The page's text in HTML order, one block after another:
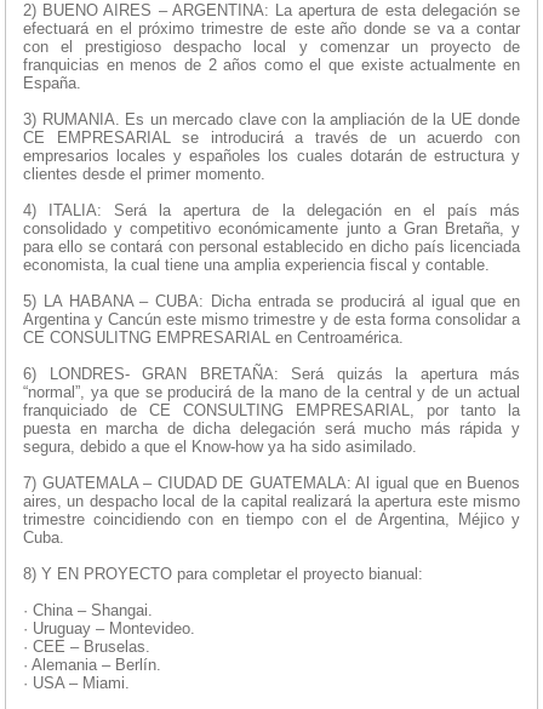
2) BUENO AIRES – ARGENTINA: La apertura de esta delegación se
efectuará en el próximo trimestre de este año donde se va a contar
con el prestigioso despacho local y comenzar un proyecto de
franquicias en menos de 2 años como el que existe actualmente en
España.
3) RUMANIA. Es un mercado clave con la ampliación de la UE donde
CE EMPRESARIAL se introducirá a través de un acuerdo con
empresarios locales y españoles los cuales dotarán de estructura y
clientes desde el primer momento.
4) ITALIA: Será la apertura de la delegación en el país más
consolidado y competitivo económicamente junto a Gran Bretaña, y
para ello se contará con personal establecido en dicho país licenciada
economista, la cual tiene una amplia experiencia fiscal y contable.
5) LA HABANA – CUBA: Dicha entrada se producirá al igual que en
Argentina y Cancún este mismo trimestre y de esta forma consolidar a
CE CONSULITNG EMPRESARIAL en Centroamérica.
6) LONDRES- GRAN BRETAÑA: Será quizás la apertura más
“normal”, ya que se producirá de la mano de la central y de un actual
franquiciado de CE CONSULTING EMPRESARIAL, por tanto la
puesta en marcha de dicha delegación será mucho más rápida y
segura, debido a que el Know-how ya ha sido asimilado.
7) GUATEMALA – CIUDAD DE GUATEMALA: Al igual que en Buenos
aires, un despacho local de la capital realizará la apertura este mismo
trimestre coincidiendo con en tiempo con el de Argentina, Méjico y
Cuba.
8) Y EN PROYECTO para completar el proyecto bianual:
· China – Shangai.
· Uruguay – Montevideo.
· CEE – Bruselas.
· Alemania – Berlín.
· USA – Miami.